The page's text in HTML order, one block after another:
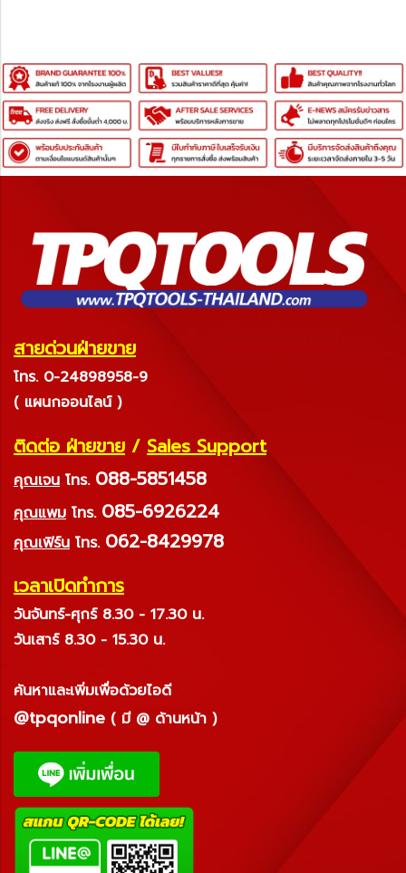
สายด่วนฝ่ายขาย
โทร. 0-24898958-9
( แผนกออนไลน์ )
ติดต่อ ฝ่ายขาย / Sales Support
คุณเจน โทร. 088-5851458
คุณแพม โทร. 085-6926224
คุณเฟิร์น โทร. 062-8429978
เวลาเปิดทำการ
วันจันทร์-ศุกร์ 8.30 - 17.30 น.
วันเสาร์ 8.30 - 15.30 น.
ค้นหาและเพิ่มเพื่อด้วยไอดี
@tpqonline ( มี @ ด้านหน้า )